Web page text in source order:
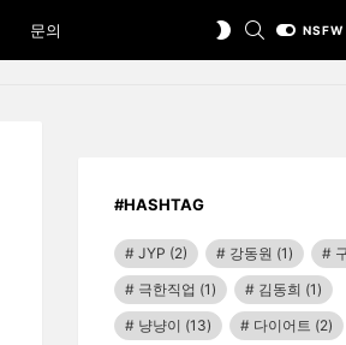
문의
SWITCHSEARCHNSFW
#HASHTAG
JYP (2) 강동원 (1)
극한직업 (1) 김동희 (1)
냥냥이 (13) 다이어트 (2)